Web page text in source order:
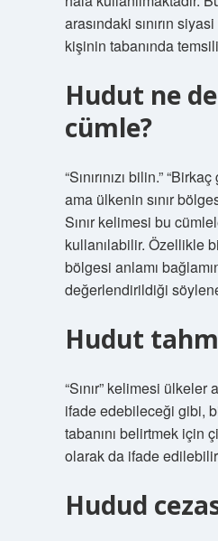
arasındaki sınırın
kişinin tabanında
Hudut ne
cümle?
“Sınırınızı bilin.”
ama ülkenin sınır
Sınır kelimesi bu
kullanılabilir. Özellikle
bölgesi anlamı
değerlendirildiği
Hudut
“Sınır” kelimesi ülkeler
ifade edebileceği gibi,
tabanını belirtmek için
olarak da ifade
Hudud